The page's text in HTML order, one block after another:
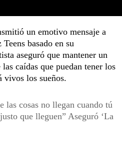
un emotivo mensaje a
basado en su
aseguró que mantener un
caídas que puedan tener los
vivos los sueños.
las cosas no llegan cuando tú
que lleguen” Aseguró ‘La